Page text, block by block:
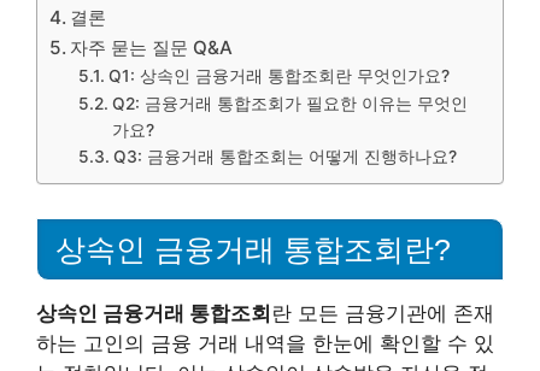
결론
자주 묻는 질문 Q&A
Q1: 상속인 금융거래 통합조회란 무엇인가요?
Q2: 금융거래 통합조회가 필요한 이유는 무엇인
가요?
Q3: 금융거래 통합조회는 어떻게 진행하나요?
상속인 금융거래 통합조회란?
상속인 금융거래 통합조회 란 모든 금융기관에 존재
하는 고인의 금융 거래 내역을 한눈에 확인할 수 있